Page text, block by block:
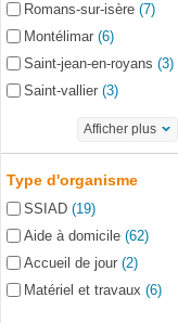
Romans-sur-isère (7)
Montélimar (6)
Saint-jean-en-royans (3)
Saint-vallier (3)
Afficher plus
Type d'organisme
SSIAD (19)
Aide à domicile (62)
Accueil de jour (2)
Matériel et travaux (6)